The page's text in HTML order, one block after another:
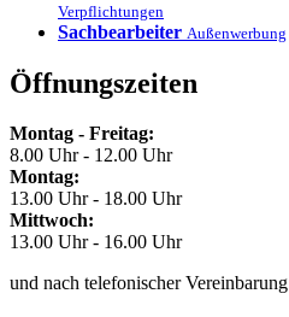
Verpflichtungen
Sachbearbeiter Außenwerbung
Öffnungszeiten
Montag - Freitag:
8.00 Uhr - 12.00 Uhr
Montag:
13.00 Uhr - 18.00 Uhr
Mittwoch:
13.00 Uhr - 16.00 Uhr
und nach telefonischer Vereinbarung